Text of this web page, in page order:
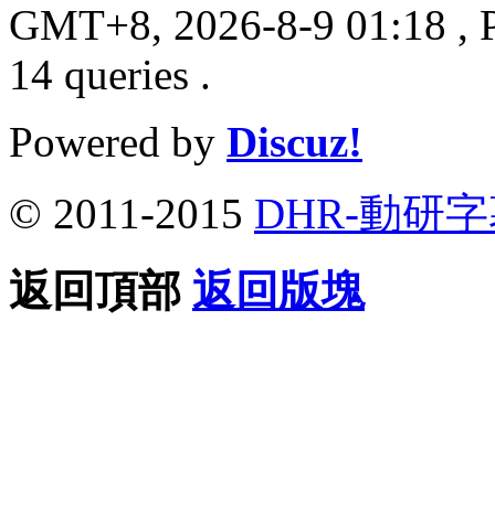
GMT+8, 2026-8-9 01:18 ,
14 queries .
Powered by Discuz!
© 2011-2015 DHR-動研
返回頂部 返回版塊